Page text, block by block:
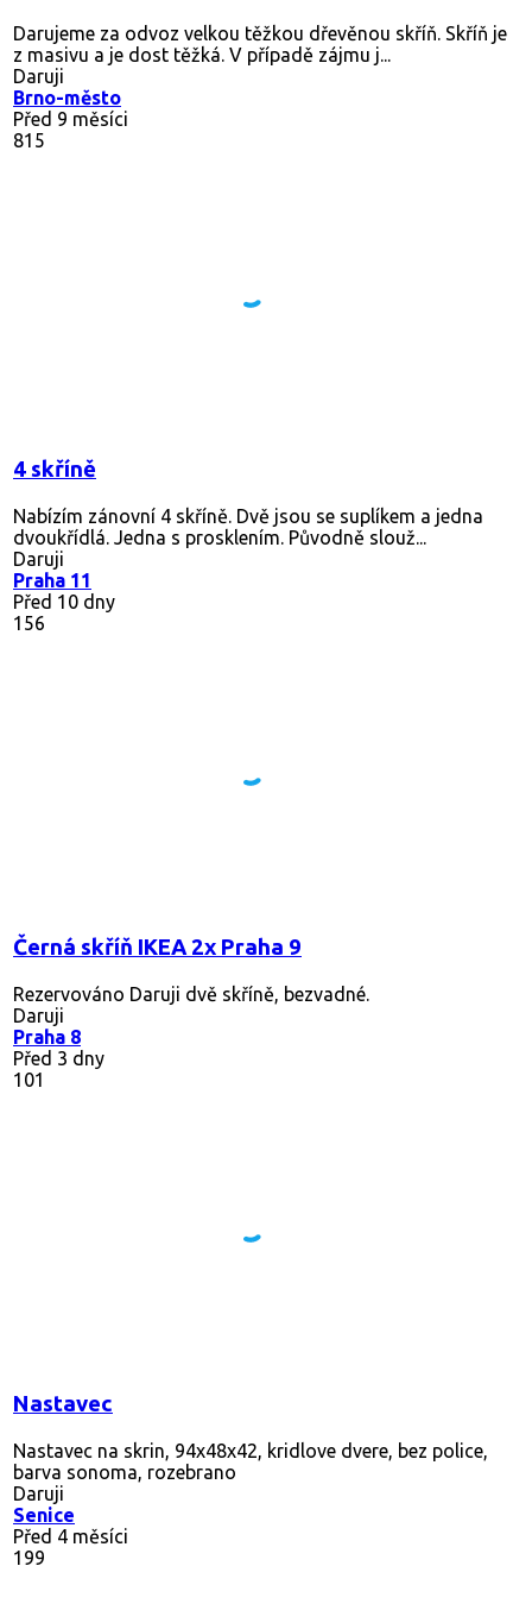
Darujeme za odvoz velkou těžkou dřevěnou skříň. Skříň je
z masivu a je dost těžká. V případě zájmu j...
Daruji
Brno-město
Před 9 měsíci
815
4 skříně
Nabízím zánovní 4 skříně. Dvě jsou se suplíkem a jedna
dvoukřídlá. Jedna s prosklením. Původně slouž...
Daruji
Praha 11
Před 10 dny
156
Černá skříň IKEA 2x Praha 9
Rezervováno Daruji dvě skříně, bezvadné.
Daruji
Praha 8
Před 3 dny
101
Nastavec
Nastavec na skrin, 94x48x42, kridlove dvere, bez police,
barva sonoma, rozebrano
Daruji
Senice
Před 4 měsíci
199